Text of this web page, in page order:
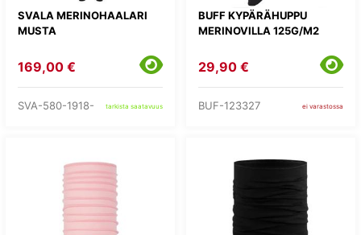
SVALA MERINOHAALARI
MUSTA
169,00 €
SVA-580-1918- tarkista saatavuus
BUFF KYPÄRÄHUPPU
MERINOVILLA 125G/M2
29,90 €
BUF-123327 ei varastossa